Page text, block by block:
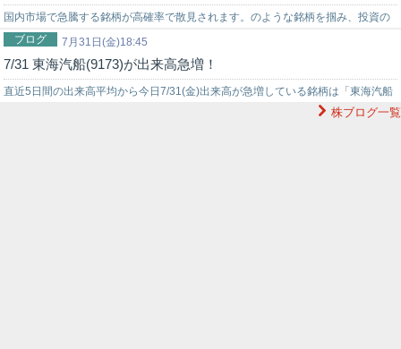
国内市場で急騰する銘柄が高確率で散見されます。のような銘柄を掴み、投資の
世界でチャンスを狙うなら信頼できる投資助言を得ることが重要です。弊社では
投資戦略に困っている初心者の投資家様をサポートする環境を…
7月31日(金)18:45
ブログ
7/31 東海汽船(9173)が出来高急増！
直近5日間の出来高平均から今日7/31(金)出来高が急増している銘柄は「東海汽船
株ブログ一覧